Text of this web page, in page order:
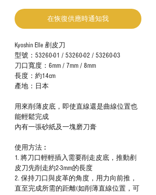
在恢復供應時通知我
Kyoshin Elle 剷皮刀
型號： 53260-01 / 53260-02 / 53260-03
刀口寬度： 6mm / 7mm / 8mm
長度：約14cm
產地：日本
用來削薄皮底，即使直線還是曲線位置也
能輕鬆完成
內有一張砂紙及一塊磨刀膏
使用方法︰
1. 將刀口輕輕插入需要削走皮底，推動剷
皮刀先削走約2-3mm的長度
2. 保持刀口與皮革的角度，用力向前推，
直至完成所需的距離(如削薄直線位置， 可